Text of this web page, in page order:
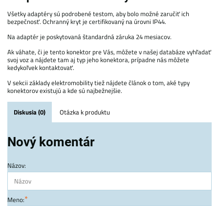
Všetky adaptéry sú podrobené testom, aby bolo možné zaručiť ich
bezpečnosť. Ochranný kryt je certifikovaný na úrovni IP44.
Na adaptér je poskytovaná štandardná záruka 24 mesiacov.
Ak váhate, či je tento konektor pre Vás, môžete v našej databáze vyhľadať
svoj voz a nájdete tam aj typ jeho konektora, prípadne nás môžete
kedykoľvek kontaktovať.
V sekcii základy elektromobility tiež nájdete článok o tom, aké typy
konektorov existujú a kde sú najbežnejšie.
Diskusia (0) Otázka k produktu
Nový komentár
Názov:
Meno:*